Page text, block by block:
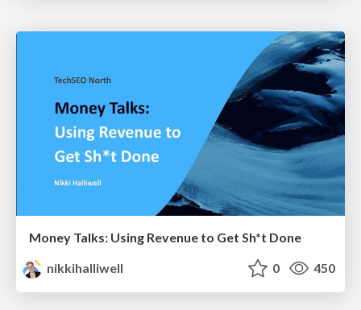
Money Talks: Using Revenue to Get Sh*t Done
nikkihalliwell
0 450